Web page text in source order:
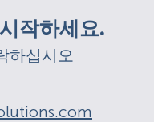
작하세요.
하십시오